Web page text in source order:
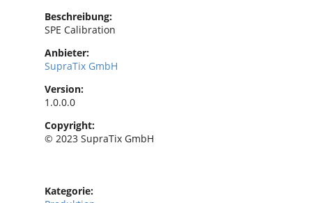
Beschreibung:
SPE Calibration
Anbieter:
SupraTix GmbH
Version:
1.0.0.0
Copyright:
© 2023 SupraTix GmbH
Kategorie: